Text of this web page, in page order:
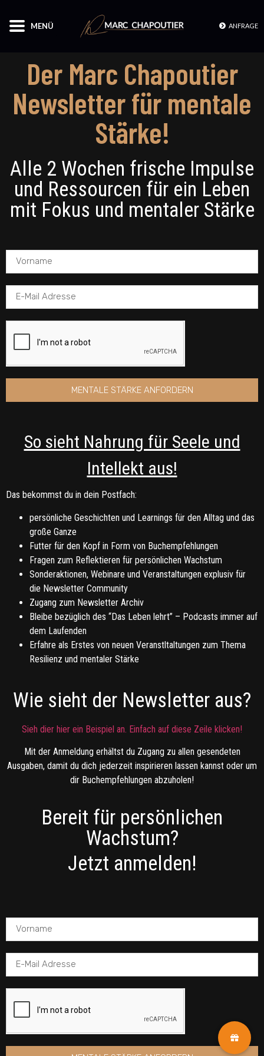
MENÜ ANFRAGE
Der Marc Chapoutier
Newsletter für mentale
Stärke!
Alle 2 Wochen frische Impulse
und Ressourcen für ein Leben
mit Fokus und mentaler Stärke
MENTALE STÄRKE ANFORDERN
So sieht Nahrung für Seele und
Intellekt aus!
Das bekommst du in dein Postfach:
persönliche Geschichten und Learnings für den Alltag und das
große Ganze
Futter für den Kopf in Form von Buchempfehlungen
Fragen zum Reflektieren für persönlichen Wachstum
Sonderaktionen, Webinare und Veranstaltungen explusiv für
die Newsletter Community
Zugang zum Newsletter Archiv
Bleibe bezüglich des “Das Leben lehrt” – Podcasts immer auf
dem Laufenden
Erfahre als Erstes von neuen Veranstltaltungen zum Thema
Resilienz und mentaler Stärke
Wie sieht der Newsletter aus?
Sieh dier hier ein Beispiel an. Einfach auf diese Zeile klicken!
Mit der Anmeldung erhältst du Zugang zu allen gesendeten
Ausgaben, damit du dich jederzeit inspirieren lassen kannst oder um
dir Buchempfehlungen abzuholen!
Bereit für persönlichen
Wachstum?
Jetzt anmelden!